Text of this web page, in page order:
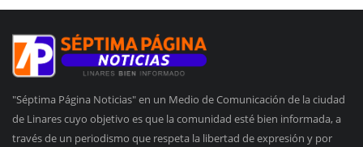
"Séptima Página Noticias" en un Medio de Comunicación de la ciudad
de Linares cuyo objetivo es que la comunidad esté bien informada, a
través de un periodismo que respeta la libertad de expresión y por